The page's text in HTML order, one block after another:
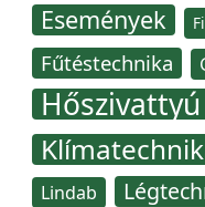
Események
Fűtéstechnika
Hőszivattyú
Lindab